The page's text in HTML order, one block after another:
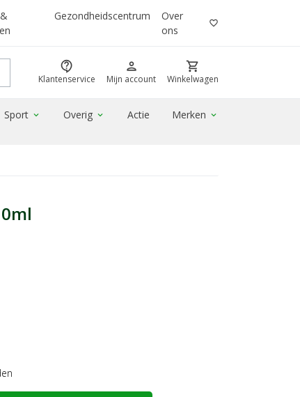
Gezondheidscentrum
Over
ons
favorite_border
contact_support
Klantenservice
person
Mijn account
shopping_cart
Winkelwagen
Sport expand_more Overig expand_more Actie Merken expand_more